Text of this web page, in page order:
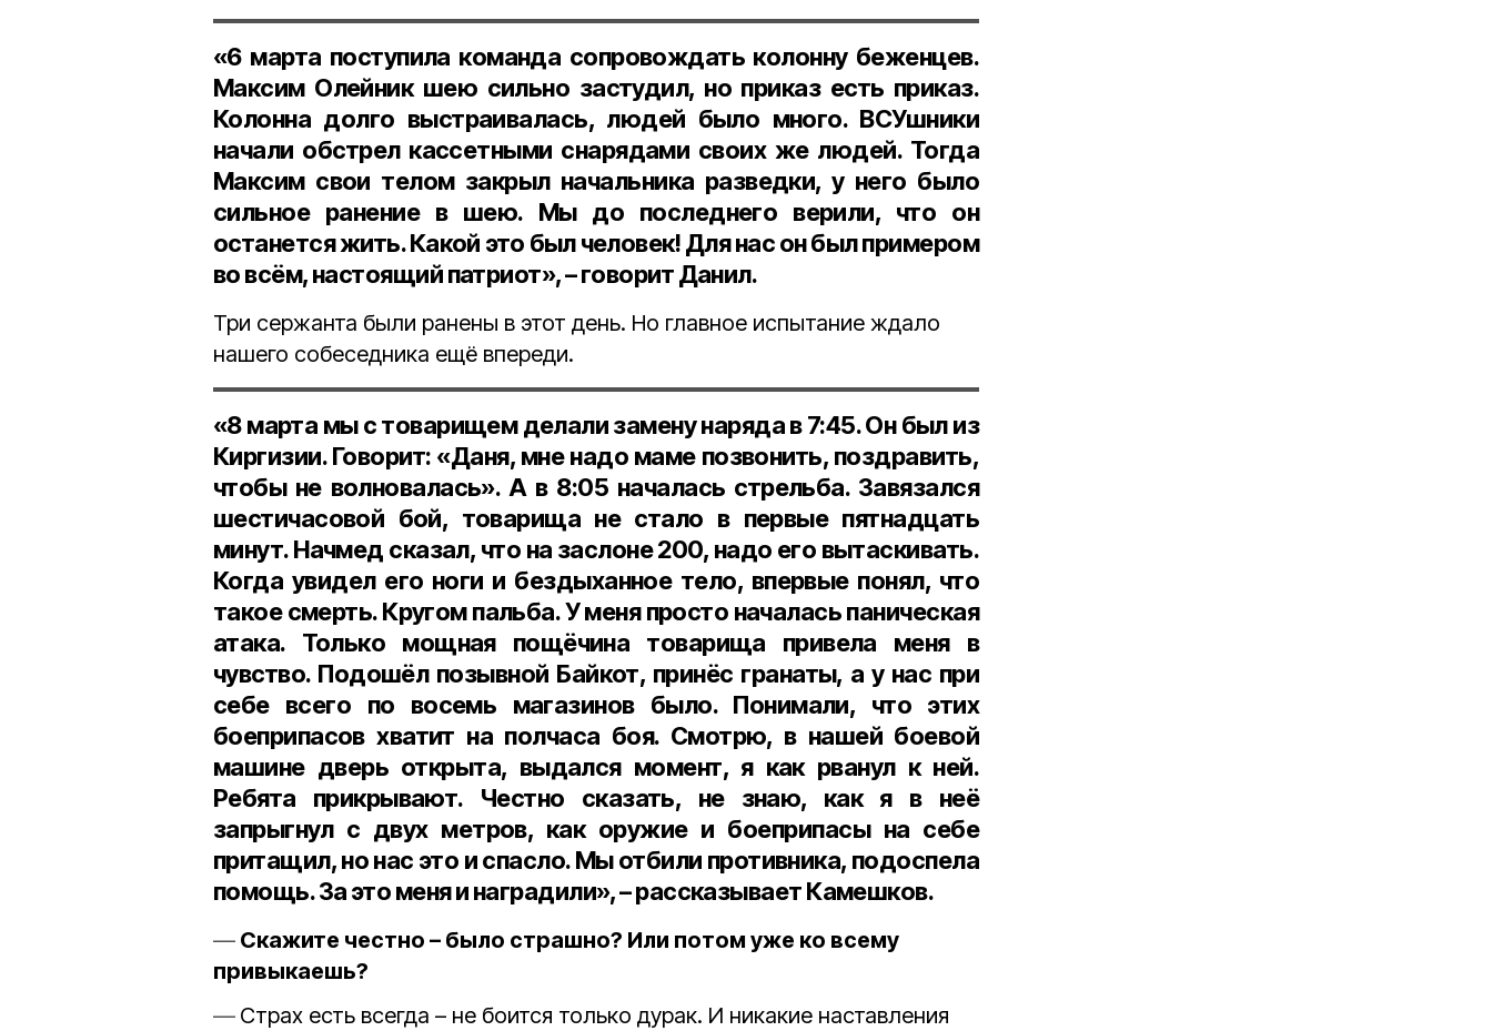
«6 марта поступила команда сопровождать колонну беженцев.
Максим Олейник шею сильно застудил, но приказ есть приказ.
Колонна долго выстраивалась, людей было много. ВСУшники
начали обстрел кассетными снарядами своих же людей. Тогда
Максим свои телом закрыл начальника разведки, у него было
сильное ранение в шею. Мы до последнего верили, что он
останется жить. Какой это был человек! Для нас он был примером
во всём, настоящий патриот», – говорит Данил.
Три сержанта были ранены в этот день. Но главное испытание ждало
нашего собеседника ещё впереди.
«8 марта мы с товарищем делали замену наряда в 7:45. Он был из
Киргизии. Говорит: «Даня, мне надо маме позвонить, поздравить,
чтобы не волновалась». А в 8:05 началась стрельба. Завязался
шестичасовой бой, товарища не стало в первые пятнадцать
минут. Начмед сказал, что на заслоне 200, надо его вытаскивать.
Когда увидел его ноги и бездыханное тело, впервые понял, что
такое смерть. Кругом пальба. У меня просто началась паническая
атака. Только мощная пощёчина товарища привела меня в
чувство. Подошёл позывной Байкот, принёс гранаты, а у нас при
себе всего по восемь магазинов было. Понимали, что этих
боеприпасов хватит на полчаса боя. Смотрю, в нашей боевой
машине дверь открыта, выдался момент, я как рванул к ней.
Ребята прикрывают. Честно сказать, не знаю, как я в неё
запрыгнул с двух метров, как оружие и боеприпасы на себе
притащил, но нас это и спасло. Мы отбили противника, подоспела
помощь. За это меня и наградили», – рассказывает Камешков.
Скажите честно – было страшно? Или потом уже ко всему
привыкаешь?
Страх есть всегда – не боится только дурак. И никакие наставления